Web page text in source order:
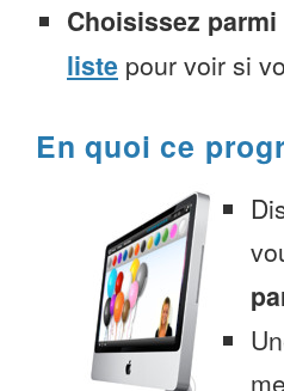
Choisissez
liste pour voir si
En quoi ce